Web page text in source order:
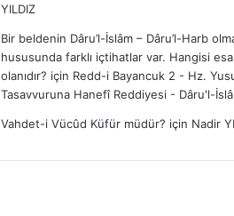
YILDIZ
Bir beldenin Dâru’l-İslâm – Dâru’l-Harb
hususunda farklı içtihatlar var. Hangisi
olanıdır? için Redd-i Bayancuk 2 - Hz.
Tasavvuruna Hanefî Reddiyesi - Dâru'l-
Vahdet-i Vücûd Küfür müdür? için Nadir